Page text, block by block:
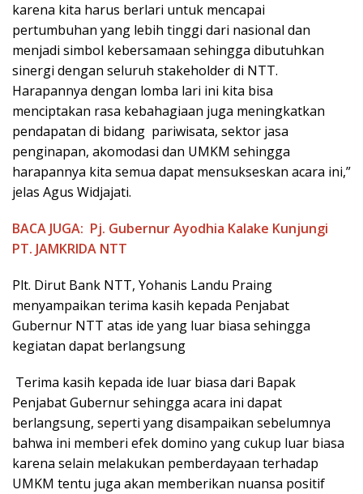
karena kita harus berlari untuk mencapai
pertumbuhan yang lebih tinggi dari nasional dan
menjadi simbol kebersamaan sehingga dibutuhkan
sinergi dengan seluruh stakeholder di NTT.
Harapannya dengan lomba lari ini kita bisa
menciptakan rasa kebahagiaan juga meningkatkan
pendapatan di bidang pariwisata, sektor jasa
penginapan, akomodasi dan UMKM sehingga
harapannya kita semua dapat mensukseskan acara ini,”
jelas Agus Widjajati.
BACA JUGA: Pj. Gubernur Ayodhia Kalake Kunjungi
PT. JAMKRIDA NTT
Plt. Dirut Bank NTT, Yohanis Landu Praing
menyampaikan terima kasih kepada Penjabat
Gubernur NTT atas ide yang luar biasa sehingga
kegiatan dapat berlangsung
Terima kasih kepada ide luar biasa dari Bapak
Penjabat Gubernur sehingga acara ini dapat
berlangsung, seperti yang disampaikan sebelumnya
bahwa ini memberi efek domino yang cukup luar biasa
karena selain melakukan pemberdayaan terhadap
UMKM tentu juga akan memberikan nuansa positif